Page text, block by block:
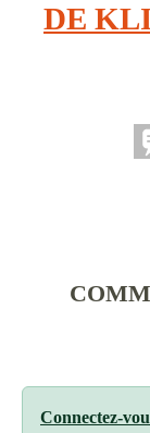
DE
Connectez-